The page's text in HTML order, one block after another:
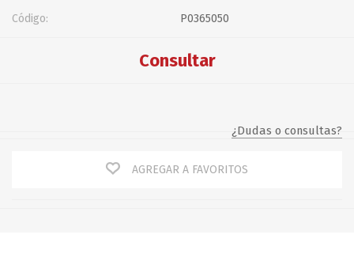
Código: P0365050
Consultar
¿Dudas o consultas?
AGREGAR A FAVORITOS